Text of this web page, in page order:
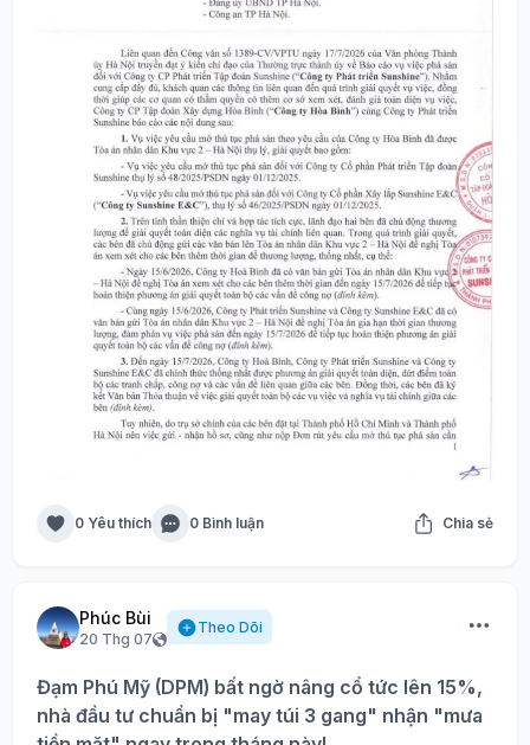
0 Yêu thích 0 Bình luận Chia sẻ
Phúc Bùi
20 Thg 07
Theo Dõi
Đạm Phú Mỹ (DPM) bất ngờ nâng cổ tức lên 15%,
nhà đầu tư chuẩn bị "may túi 3 gang" nhận "mưa